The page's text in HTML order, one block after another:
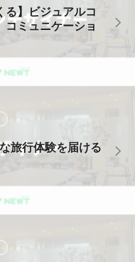
る】ビジュアルコ
コミュニケーショ
旅行体験を届ける